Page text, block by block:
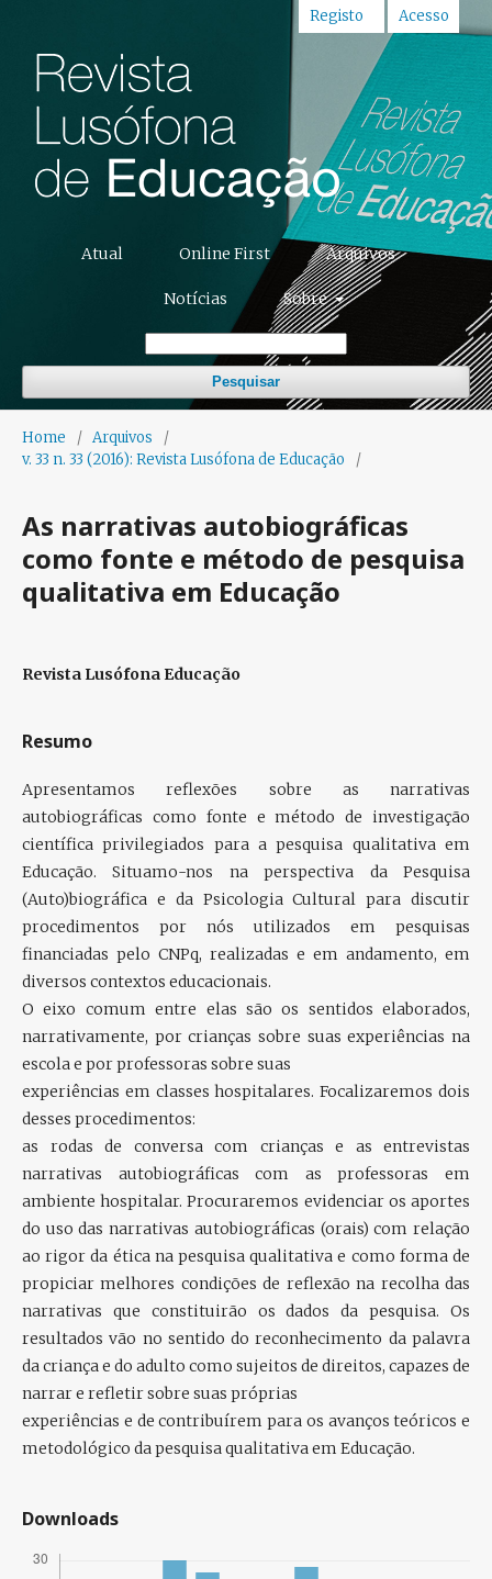
Atual Online First Arquivos
Notícias Sobre
Pesquisar
Registo Acesso
Home / Arquivos
/
v. 33 n. 33 (2016): Revista Lusófona de Educação
/
As narrativas autobiográficas
como fonte e método de pesquisa
qualitativa em Educação
Revista Lusófona Educação
Resumo
Apresentamos reflexões sobre as narrativas
autobiográficas como fonte e método de investigação
científica privilegiados para a pesquisa qualitativa em
Educação. Situamo-nos na perspectiva da Pesquisa
(Auto)biográfica e da Psicologia Cultural para discutir
procedimentos por nós utilizados em pesquisas
financiadas pelo CNPq, realizadas e em andamento, em
diversos contextos educacionais.
O eixo comum entre elas são os sentidos elaborados,
narrativamente, por crianças sobre suas experiências na
escola e por professoras sobre suas
experiências em classes hospitalares. Focalizaremos dois
desses procedimentos:
as rodas de conversa com crianças e as entrevistas
narrativas autobiográficas com as professoras em
ambiente hospitalar. Procuraremos evidenciar os aportes
do uso das narrativas autobiográficas (orais) com relação
ao rigor da ética na pesquisa qualitativa e como forma de
propiciar melhores condições de reflexão na recolha das
narrativas que constituirão os dados da pesquisa. Os
resultados vão no sentido do reconhecimento da palavra
da criança e do adulto como sujeitos de direitos, capazes de
narrar e refletir sobre suas próprias
experiências e de contribuírem para os avanços teóricos e
metodológico da pesquisa qualitativa em Educação.
Downloads